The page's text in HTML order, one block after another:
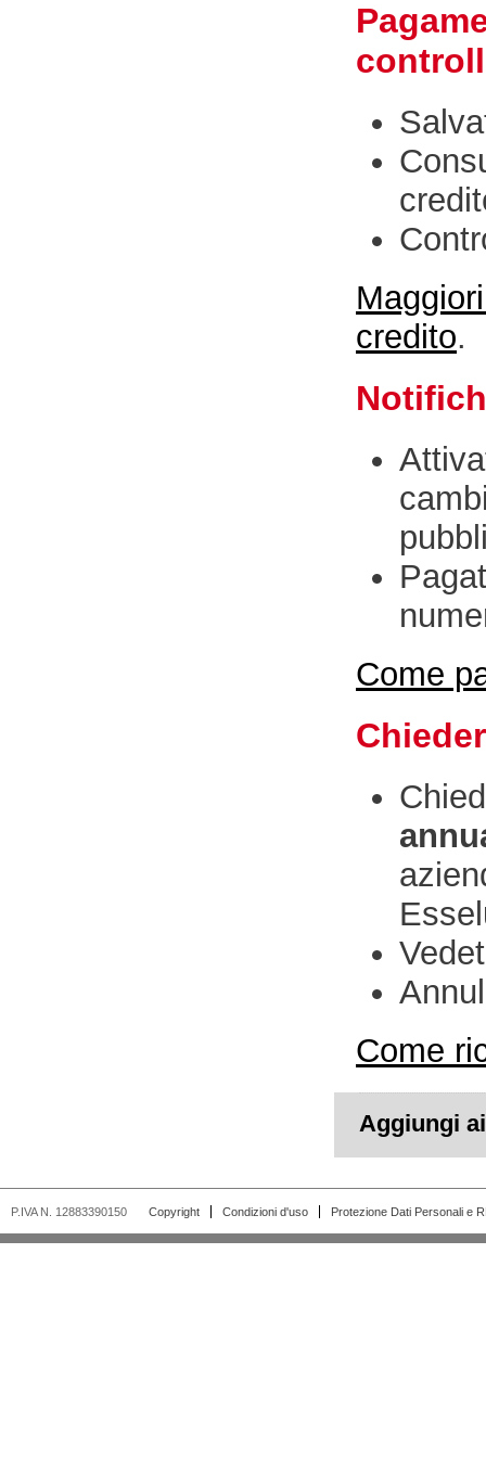
credito.
Come
Come
Aggiungi
P.IVA N. 12883390150 Copyright Condizioni d'uso Protezione Dati Personali e